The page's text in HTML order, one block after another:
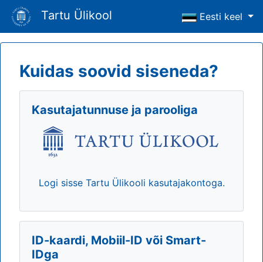
Tartu Ülikool Eesti keel
Kuidas soovid siseneda?
Kasutajatunnuse ja parooliga
Logi sisse Tartu Ülikooli kasutajakontoga.
ID-kaardi, Mobiil-ID või Smart-
IDga